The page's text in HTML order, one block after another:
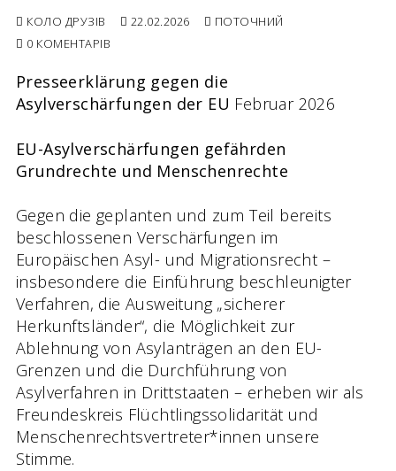
КОЛО ДРУЗІВ 22.02.2026
ПОТОЧНИЙ
0 КОМЕНТАРІВ
Presseerklärung gegen die
Asylverschärfungen der EU Februar 2026
EU-Asylverschärfungen gefährden
Grundrechte und Menschenrechte
Gegen die geplanten und zum Teil bereits
beschlossenen Verschärfungen im
Europäischen Asyl- und Migrationsrecht –
insbesondere die Einführung beschleunigter
Verfahren, die Ausweitung „sicherer
Herkunftsländer“, die Möglichkeit zur
Ablehnung von Asylanträgen an den EU-
Grenzen und die Durchführung von
Asylverfahren in Drittstaaten – erheben wir als
Freundeskreis Flüchtlingssolidarität und
Menschenrechtsvertreter*innen unsere
Stimme.